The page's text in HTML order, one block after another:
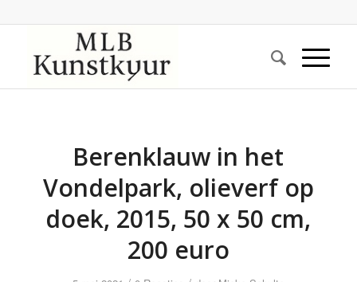
Berenklauw in het
Vondelpark, olieverf op
doek, 2015, 50 x 50 cm,
200 euro